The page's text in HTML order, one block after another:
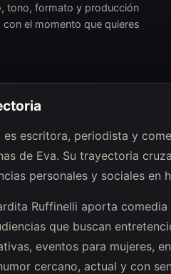
tono, formato y producción
con el momento que quieres
es escritora, periodista y
de Eva. Su trayectoria
personales y sociales en
Ruffinelli aporta
que buscan
eventos para mujeres,
cercano, actual y con